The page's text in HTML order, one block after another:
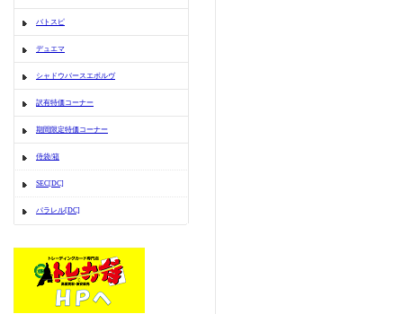
バトスピ
デュエマ
シャドウバースエボルヴ
訳有特価コーナー
期間限定特価コーナー
侍袋/箱
SEC[DC]
パラレル[DC]